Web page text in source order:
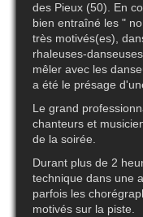
des Pieux (50). En
bien entraîné les "
très motivés(es),
rhaleuses-
mêler avec les
a été le présage
Le grand
chanteurs et
de la soirée.
Durant plus de 2
technique dans une
parfois les
motivés sur la piste.